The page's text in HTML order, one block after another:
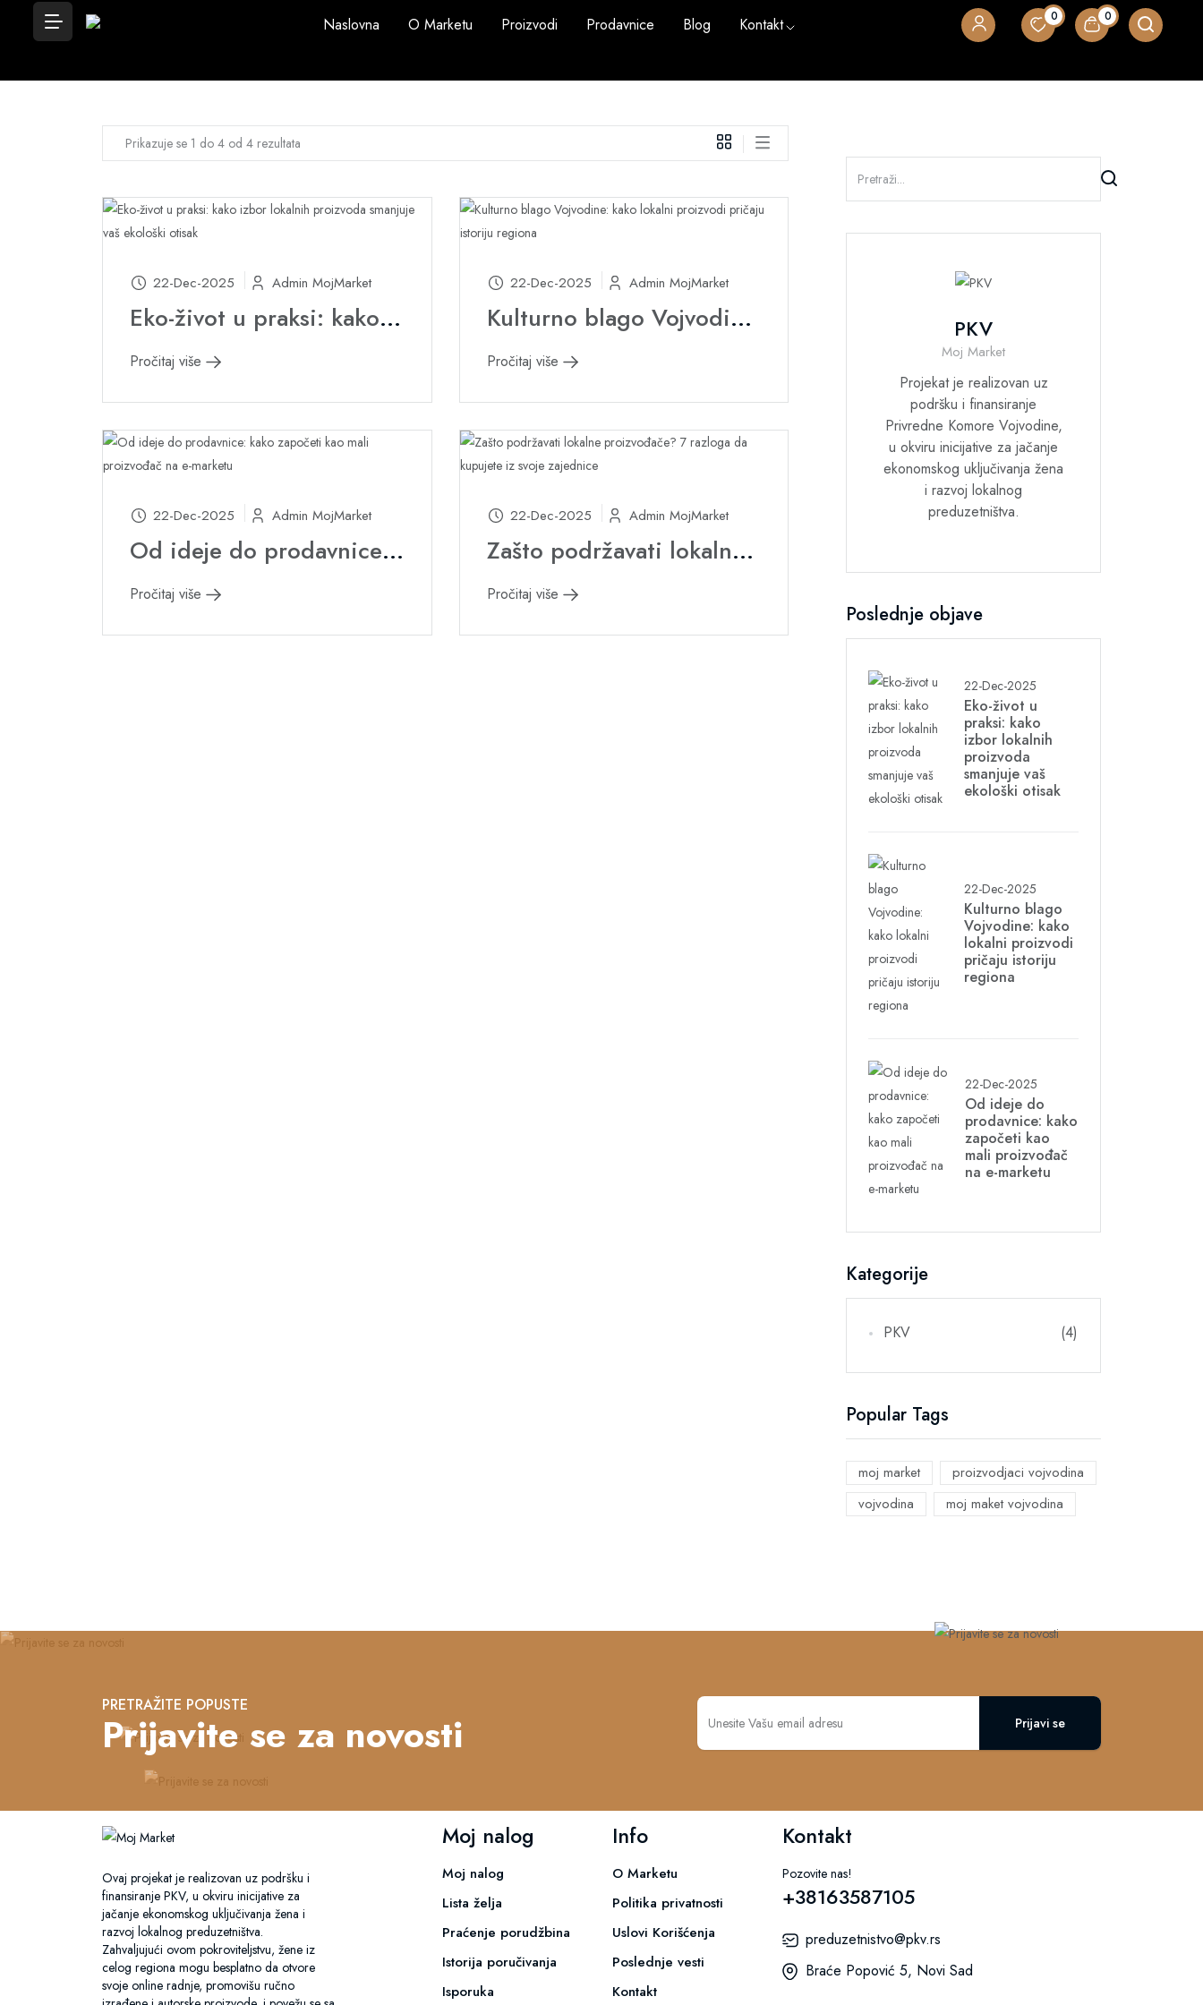
Naslovna O Marketu Proizvodi Prodavnice Blog Kontakt 0 0
Prikazuje se 1 do 4 od 4 rezultata
22-Dec-2025 Admin MojMarket
Eko-život u praksi: kako izbor lokalnih proizvoda smanjuje vaš ekološki otisak
Pročitaj više
22-Dec-2025 Admin MojMarket
Kulturno blago Vojvodine: kako lokalni proizvodi pričaju istoriju regiona
Pročitaj više
22-Dec-2025 Admin MojMarket
Od ideje do prodavnice: kako započeti kao mali proizvođač na e-marketu
Pročitaj više
22-Dec-2025 Admin MojMarket
Zašto podržavati lokalne proizvođače? 7 razloga da kupujete iz svoje zajednice
Pročitaj više
PKV
Moj Market
Projekat je realizovan uz
podršku i finansiranje
Privredne Komore Vojvodine,
u okviru inicijative za jačanje
ekonomskog uključivanja žena
i razvoj lokalnog
preduzetništva.
Poslednje objave
22-Dec-2025
Eko-život u
praksi: kako
izbor lokalnih
proizvoda
smanjuje vaš
ekološki otisak
22-Dec-2025
Kulturno blago
Vojvodine: kako
lokalni proizvodi
pričaju istoriju
regiona
22-Dec-2025
Od ideje do
prodavnice: kako
započeti kao
mali proizvođač
na e-marketu
Kategorije
PKV (4)
Popular Tags
moj market
proizvodjaci vojvodina
vojvodina
moj maket vojvodina
PRETRAŽITE POPUSTE
Prijavite se za novosti Prijavi se
Ovaj projekat je realizovan uz podršku i
finansiranje PKV, u okviru inicijative za
jačanje ekonomskog uključivanja žena i
razvoj lokalnog preduzetništva.
Zahvaljujući ovom pokroviteljstvu, žene iz
celog regiona mogu besplatno da otvore
svoje online radnje, promovišu ručno
Moj nalog
Moj nalog
Lista želja
Praćenje porudžbina
Istorija poručivanja
Isporuka
Info
O Marketu
Politika privatnosti
Uslovi Korišćenja
Poslednje vesti
Kontakt
Kontakt
Pozovite nas!
+38163587105
preduzetnistvo@pkv.rs
Braće Popović 5, Novi Sad